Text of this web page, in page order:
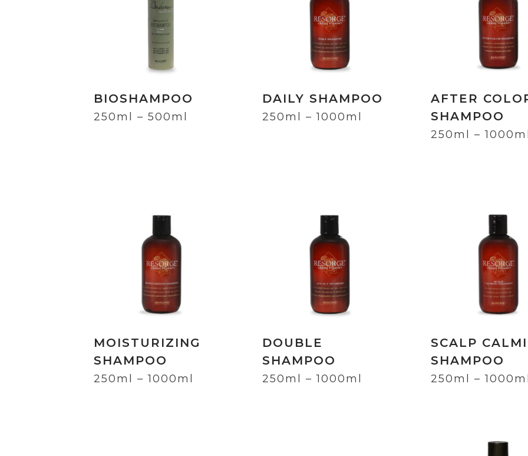
BIOSHAMPOO
250ml – 500ml
DAILY SHAMPOO
250ml – 1000ml
AFTER
SHAMPOO
250ml –
MOISTURIZING
SHAMPOO
250ml – 1000ml
DOUBLE
SHAMPOO
250ml – 1000ml
SCALP
SHAMPOO
250ml –